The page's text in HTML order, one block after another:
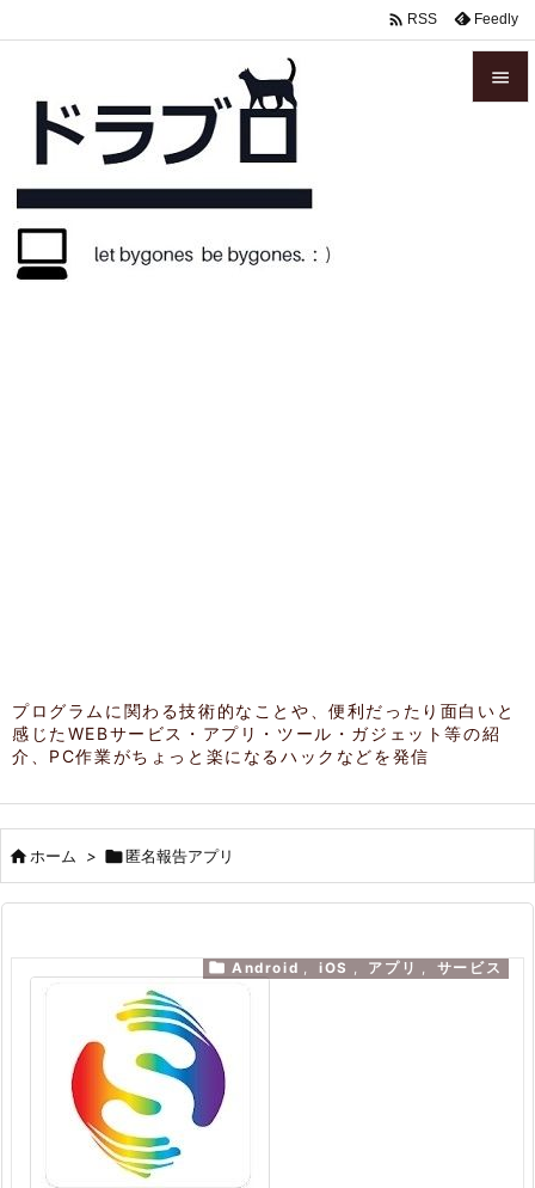
プログラムに関わる技術的なことや、便利だったり面白いと
感じたWEBサービス・アプリ・ツール・ガジェット等の紹
介、PC作業がちょっと楽になるハックなどを発信

 RSS Feedly
ホーム > 匿名報告アプリ
 Android , iOS , アプリ , サービス